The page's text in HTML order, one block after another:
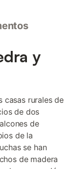
y
casas rurales de
de dos
de
de la
se han
de madera